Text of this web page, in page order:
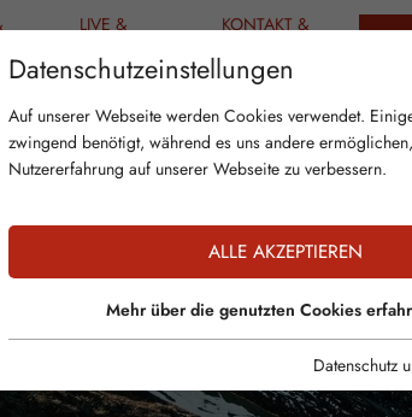
LIVE &
KONTAKT &
Datenschutzeinstellungen
Auf unserer Webseite werden Cookies verwendet.
zwingend benötigt, während es uns andere
Nutzererfahrung auf unserer Webseite zu verbessern.
ALLE AKZEPTIEREN
Mehr über die genutzten Cookies
Datenschutz